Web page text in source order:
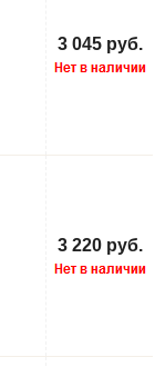
3 045 руб.
3 220 руб.